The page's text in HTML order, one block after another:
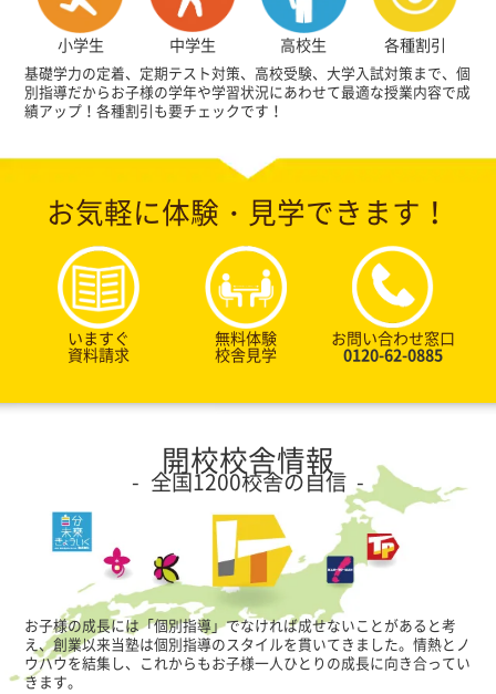
小学生 中学生 高校生 各種割引
基礎学力の定着、定期テスト対策、高校受験、大学入試対策まで、個
別指導だからお子様の学年や学習状況にあわせて最適な授業内容で成
績アップ！各種割引も要チェックです！
お気軽に体験・見学できます！
いますぐ
資料請求
無料体験
校舎見学
お問い合わせ窓口
0120-62-0885
開校校舎情報
全国1200校舎の自信
お子様の成長には「個別指導」でなければ成せないことがあると考
え、創業以来当塾は個別指導のスタイルを貫いてきました。情熱とノ
ウハウを結集し、これからもお子様一人ひとりの成長に向き合ってい
きます。